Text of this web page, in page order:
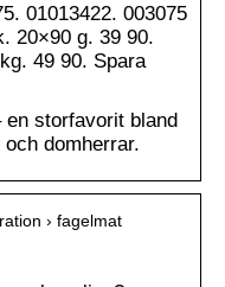
01013422. 003075
20×90 g. 39 90.
49 90. Spara
en storfavorit bland
domherrar.
› fagelmat